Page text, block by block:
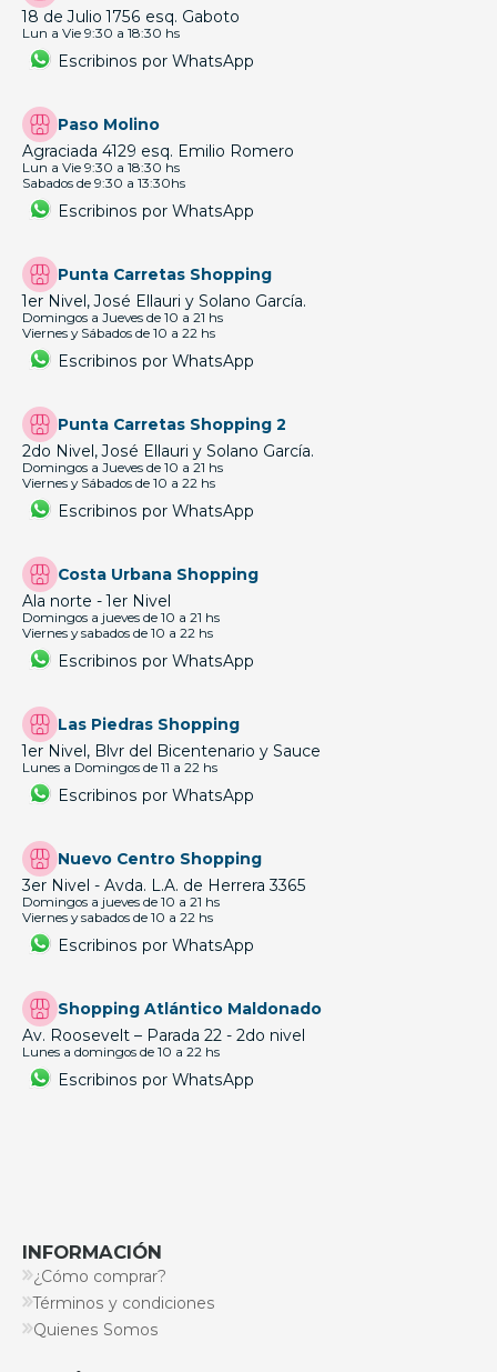
18 de Julio 1756 esq. Gaboto
Lun a Vie 9:30 a 18:30 hs
Escribinos por WhatsApp
Paso Molino
Agraciada 4129 esq. Emilio Romero
Lun a Vie 9:30 a 18:30 hs
Sabados de 9:30 a 13:30hs
Escribinos por WhatsApp
Punta Carretas Shopping
1er Nivel, José Ellauri y Solano García.
Domingos a Jueves de 10 a 21 hs
Viernes y Sábados de 10 a 22 hs
Escribinos por WhatsApp
Punta Carretas Shopping 2
2do Nivel, José Ellauri y Solano García.
Domingos a Jueves de 10 a 21 hs
Viernes y Sábados de 10 a 22 hs
Escribinos por WhatsApp
Costa Urbana Shopping
Ala norte - 1er Nivel
Domingos a jueves de 10 a 21 hs
Viernes y sabados de 10 a 22 hs
Escribinos por WhatsApp
Las Piedras Shopping
1er Nivel, Blvr del Bicentenario y Sauce
Lunes a Domingos de 11 a 22 hs
Escribinos por WhatsApp
Nuevo Centro Shopping
3er Nivel - Avda. L.A. de Herrera 3365
Domingos a jueves de 10 a 21 hs
Viernes y sabados de 10 a 22 hs
Escribinos por WhatsApp
Shopping Atlántico Maldonado
Av. Roosevelt – Parada 22 - 2do nivel
Lunes a domingos de 10 a 22 hs
Escribinos por WhatsApp
INFORMACIÓN
¿Cómo comprar?
Términos y condiciones
Quienes Somos